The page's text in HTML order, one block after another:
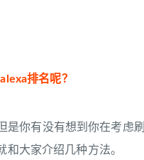
排名呢？
你有没有想到你在考虑
大家介绍几种方法。